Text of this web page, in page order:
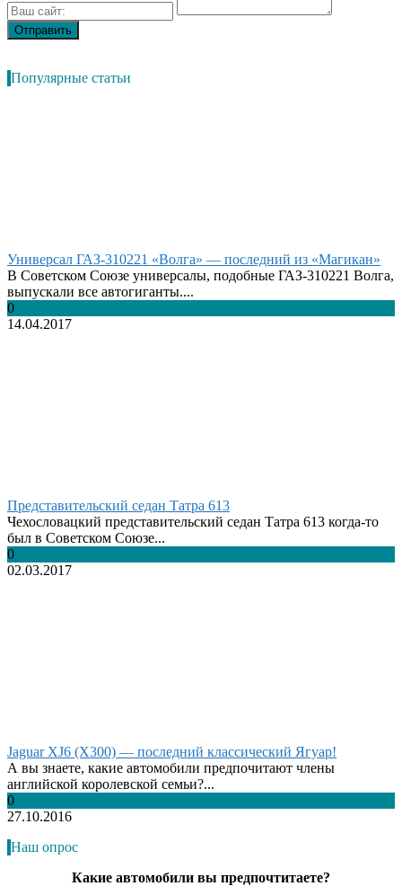
Популярные статьи
Универсал ГАЗ-310221 «Волга» — последний из «Магикан»
В Советском Союзе универсалы, подобные ГАЗ-310221 Волга,
выпускали все автогиганты....
0
14.04.2017
Представительский седан Татра 613
Чехословацкий представительский седан Татра 613 когда-то
был в Советском Союзе...
0
02.03.2017
Jaguar XJ6 (X300) — последний классический Ягуар!
А вы знаете, какие автомобили предпочитают члены
английской королевской семьи?...
0
27.10.2016
Наш опрос
Какие автомобили вы предпочтитаете?